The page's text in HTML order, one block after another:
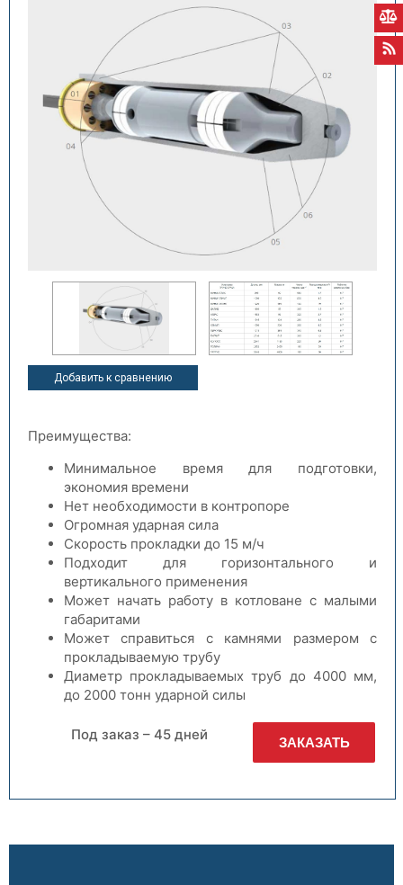
Добавить к сравнению
Преимущества:
Минимальное время для подготовки,
экономия времени
Нет необходимости в контропоре
Огромная ударная сила
Скорость прокладки до 15 м/ч
Подходит для горизонтального и
вертикального применения
Может начать работу в котловане с малыми
габаритами
Может справиться с камнями размером с
прокладываемую трубу
Диаметр прокладываемых труб до 4000 мм,
до 2000 тонн ударной силы
Под заказ – 45 дней ЗАКАЗАТЬ